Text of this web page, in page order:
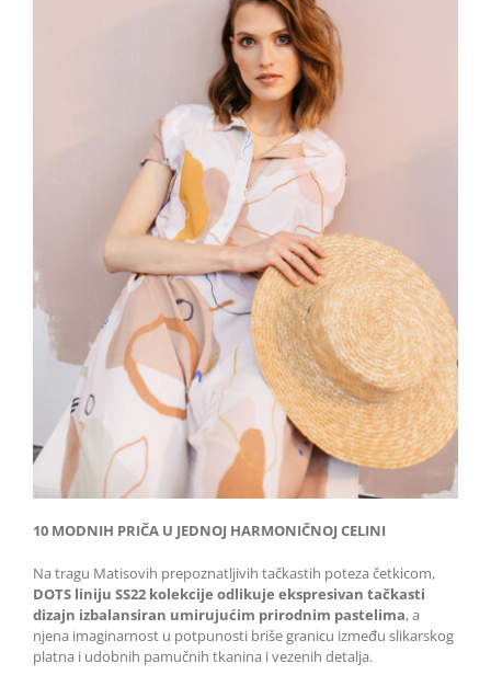
10 MODNIH PRIČA U JEDNOJ HARMONIČNOJ CELINI
Na tragu Matisovih prepoznatljivih tačkastih poteza četkicom,
DOTS liniju SS22 kolekcije odlikuje ekspresivan tačkasti
dizajn izbalansiran umirujućim prirodnim pastelima, a
njena imaginarnost u potpunosti briše granicu između slikarskog
platna i udobnih pamučnih tkanina i vezenih detalja.